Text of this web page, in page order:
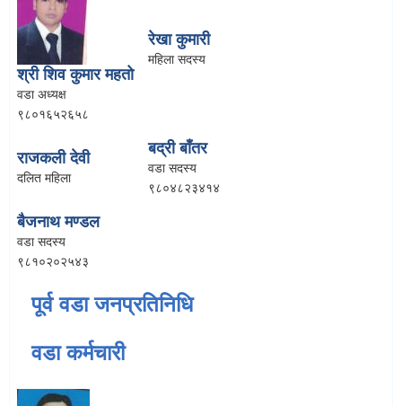
श्री शिव कुमार महतो
वडा अध्यक्ष
९८०१६५२६५८
रेखा कुमारी
महिला सदस्य
राजकली देवी
दलित महिला
बद्री बाँतर
वडा सदस्य
९८०४८२३४१४
बैजनाथ मण्डल
वडा सदस्य
९८१०२०२५४३
पूर्व वडा जनप्रतिनिधि
वडा कर्मचारी